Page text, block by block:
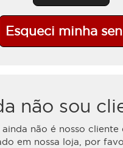
Esqueci minha
não sou
ainda não é nosso cliente
em nossa loja, por